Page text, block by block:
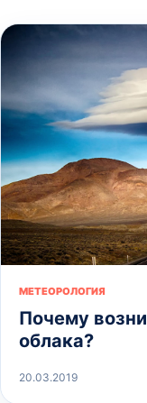
МЕТЕОРОЛОГИЯ
Почему
облака?
20.03.2019